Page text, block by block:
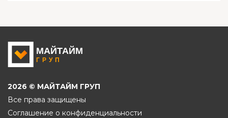
2026 © МАЙТАЙМ ГРУП
Все права защищены
Соглашение о конфиденциальности